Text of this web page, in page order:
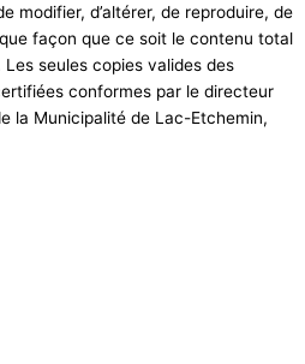
modifier, d’altérer, de reproduire, de
façon que ce soit le contenu total
seules copies valides des
conformes par le directeur
la Municipalité de Lac-Etchemin,